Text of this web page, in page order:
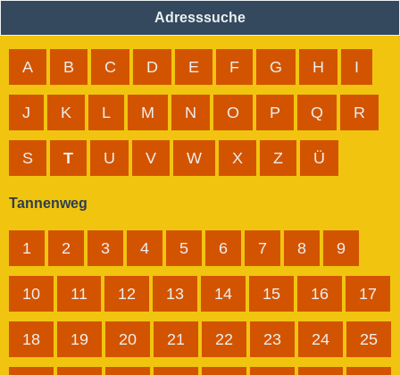
Adresssuche
A B C D E F G H I
J K L M N O P Q R
S T U V W X Z Ü
Tannenweg
1 2 3 4 5 6 7 8 9
10 11 12 13 14 15 16 17
18 19 20 21 22 23 24 25